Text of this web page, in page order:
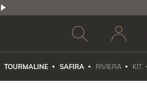
TOURMALINE SAFIRA RIVIERA KIT